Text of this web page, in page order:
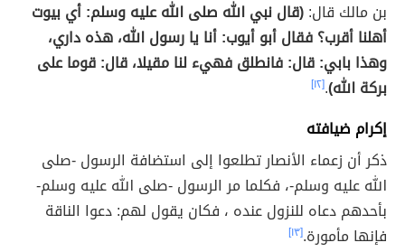
بن مالك قال:(قال نبي الله صلى الله عليه وسلم: أي بيوت
أهلنا أقرب؟ فقال أبو أيوب: أنا يا رسول الله، هذه داري،
وهذا بابي: قال: فانطلق فهيء لنا مقيلا، قال: قوما على
بركة الله).[١٢]
إكرام ضيافته
ذكر أن زعماء الأنصار تطلعوا إلى استضافة الرسول -صلى
الله عليه وسلم-، فكلما مر الرسول -صلى الله عليه وسلم-
بأحدهم دعاه للنزول عنده ، فكان يقول لهم: دعوا الناقة
فإنها مأمورة.[١٣]